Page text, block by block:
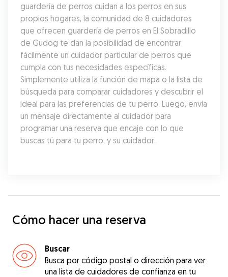
guardería de perros cuidan a los perros en sus
propios hogares, la comunidad de 8 cuidadores
que ofrecen guardería de perros en El Sobradillo
de Gudog te dan la posibilidad de encontrar
fácilmente un cuidador particular de perros que
cumpla con tus necesidades específicas.
Simplemente utiliza la función de mapa o la lista de
búsqueda para comparar cuidadores y descubrir el
ideal para las preferencias de tu perro. Luego, envía
un mensaje directamente al cuidador para
programar una reserva que encaje con lo que
buscas tú para tu perro, y su cuidador.
Cómo hacer una reserva
Buscar
Busca por código postal o dirección para ver
una lista de cuidadores de confianza en tu